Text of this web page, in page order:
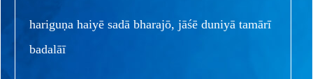
hariguṇa haiyē sadā bharajō, jāśē duniyā tamārī
badalāī